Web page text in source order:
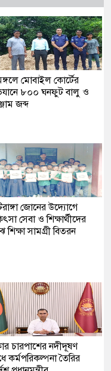
মোবাইল কোর্টের
৮০০ ঘনফুট বালু ও
জব্দ
জোনের উদ্যোগে
সেবা ও শিক্ষার্থীদের
শিক্ষা সামগ্রী বিতরন
চারপাশের নদীদূষণ
কর্মপরিকল্পনা তৈরির